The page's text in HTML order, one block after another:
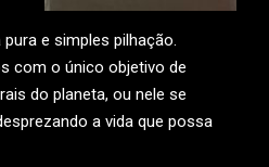
pura e simples pilhação.
com o único objetivo de
do planeta, ou nele se
a vida que possa